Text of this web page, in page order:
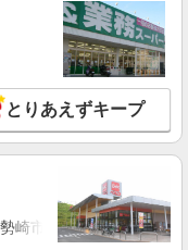
とりあえずキープ
崎市・太田市・館林市